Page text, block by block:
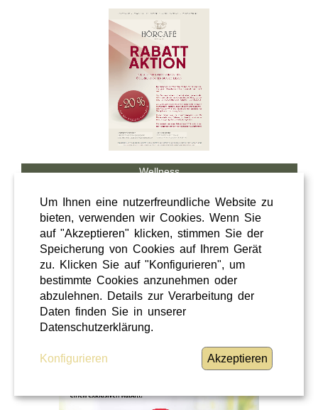
Wellness
Steiermark
28 / 02 / 2026
Hörcafe
Hörcafe
Um Ihnen eine nutzerfreundliche Website zu
bieten, verwenden wir Cookies. Wenn Sie
auf "Akzeptieren" klicken, stimmen Sie der
Speicherung von Cookies auf Ihrem Gerät
zu. Klicken Sie auf "Konfigurieren", um
bestimmte Cookies anzunehmen oder
abzulehnen. Details zur Verarbeitung der
Daten finden Sie in unserer
Datenschutzerklärung.
Konfigurieren Akzeptieren